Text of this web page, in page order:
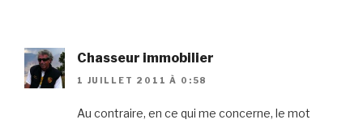
Chasseur immobilier
1 JUILLET 2011 À 0:58
Au contraire, en ce qui me concerne, le mot